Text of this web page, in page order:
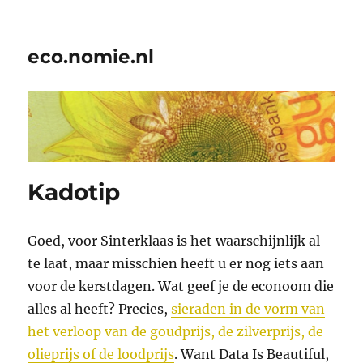
eco.nomie.nl
Kadotip
Goed, voor Sinterklaas is het waarschijnlijk al
te laat, maar misschien heeft u er nog iets aan
voor de kerstdagen. Wat geef je de econoom die
alles al heeft? Precies,sieraden in de vorm van
het verloop van de goudprijs, de zilverprijs, de
olieprijs of de loodprijs. Want Data Is Beautiful,